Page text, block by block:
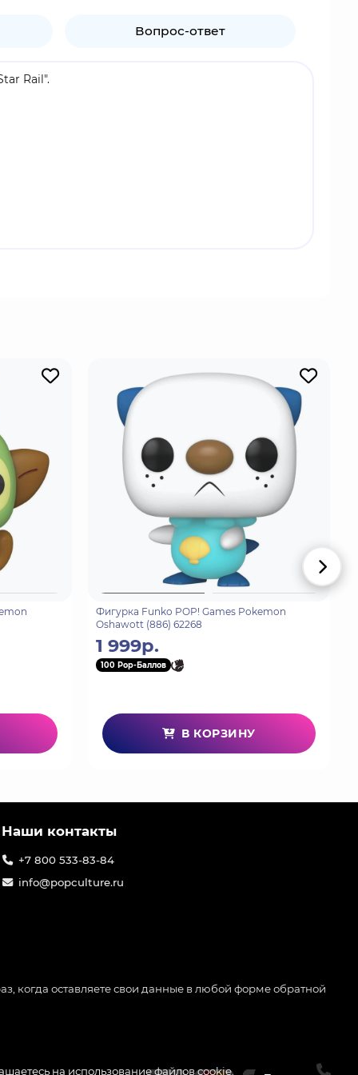
Вопрос-ответ
Rail".
в опасном Подземном мире Белобога.
Фигурка Funko POP! Games Pokemon
Oshawott (886) 62268
1 999р.
100 Pop-Баллов
В КОРЗИНУ
на использование файлов cookie.
Наши контакты
+7 800 533-83-84
info@popculture.ru
когда оставляете свои данные в любой форме обратной